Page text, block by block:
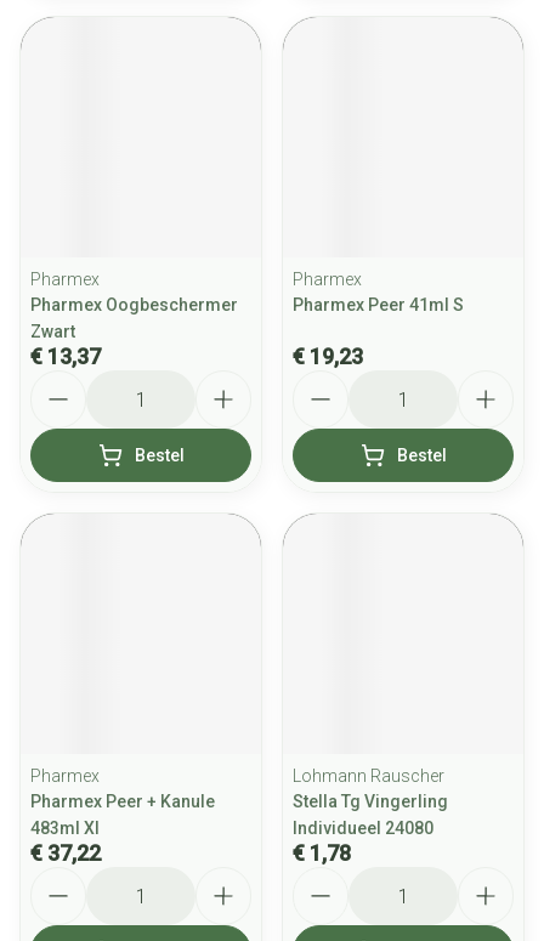
Pharmex
Pharmex Oogbeschermer
Zwart
€ 13,37
Bestel
Pharmex
Pharmex Peer 41ml S
€ 19,23
Bestel
Pharmex
Pharmex Peer + Kanule
483ml Xl
€ 37,22
Lohmann Rauscher
Stella Tg Vingerling
Individueel 24080
€ 1,78